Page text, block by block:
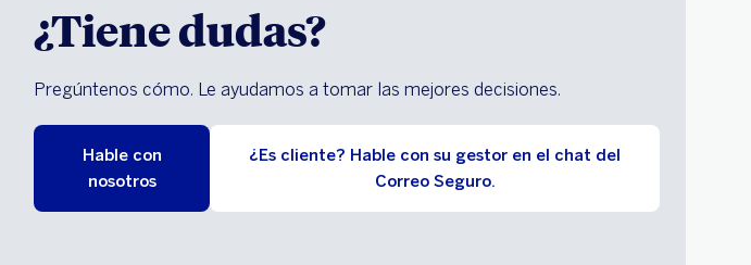
¿Tiene dudas?
Pregúntenos cómo. Le ayudamos a tomar las mejores decisiones.
Hable con
nosotros
¿Es cliente? Hable con su gestor en el chat del
Correo Seguro.